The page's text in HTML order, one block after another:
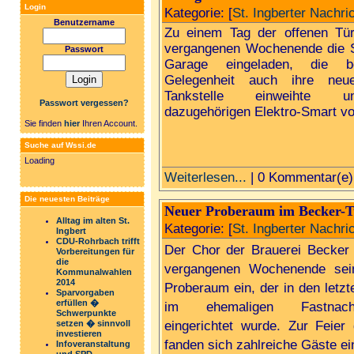
Login
Benutzername
Passwort
Passwort vergessen?
Sie finden hierIhren Account.
Suche auf Wssi.de
Loading
Die neuesten Beiträge
Alltag im alten St.
Ingbert
CDU-Rohrbach trifft
Vorbereitungen für
die
Kommunalwahlen
2014
Sparvorgaben
erfüllen �
Schwerpunkte
setzen � sinnvoll
investieren
Infoveranstaltung
Kategorie: [St. Ingberter
Zu einem Tag der offenen
vergangenen Wochenende die
Garage eingeladen, die
Gelegenheit auch ihre
Tankstelle einweihte
dazugehörigen Elektro-Smart
Weiterlesen... | 0 Kommentar(e)
Neuer Proberaum im Becker-
Kategorie: [St. Ingberter
Der Chor der Brauerei
vergangenen Wochenende
Proberaum ein, der in den
im ehemaligen
eingerichtet wurde. Zur Feier
fanden sich zahlreiche Gäste